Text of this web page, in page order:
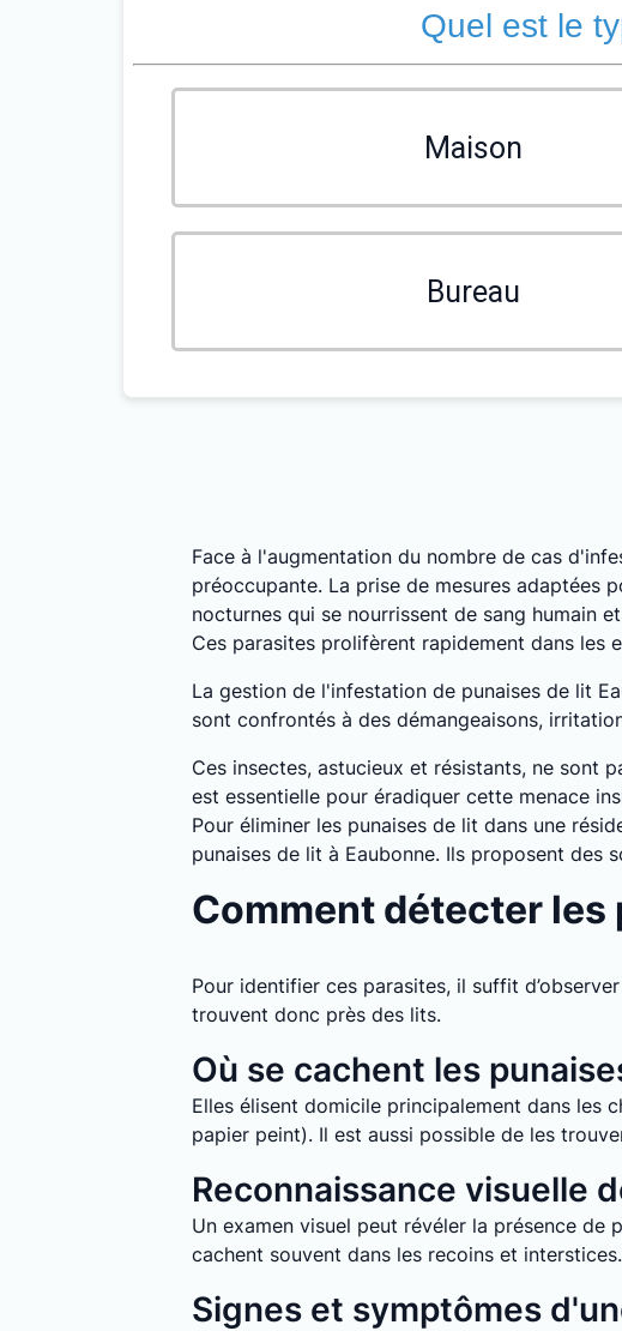
Quel est le
Maison
Bureau
Face à l'augmentation du nombre de cas
préoccupante. La prise de mesures adaptées
nocturnes qui se nourrissent de sang humain
Ces parasites prolifèrent rapidement dans les
La gestion de l'infestation de punaises de lit
sont confrontés à des démangeaisons,
Ces insectes, astucieux et résistants, ne sont
est essentielle pour éradiquer cette menace
Pour éliminer les punaises de lit dans une
punaises de lit à Eaubonne. Ils proposent des
Comment détecter les
Pour identifier ces parasites, il suffit
trouvent donc près des lits.
Où se cachent les
Elles élisent domicile principalement dans les
papier peint). Il est aussi possible de les
Reconnaissance visuelle
Un examen visuel peut révéler la présence de
cachent souvent dans les recoins et interstices.
Signes et symptômes